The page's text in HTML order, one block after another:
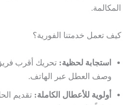
المكالمة.
كيف تعمل خدمتنا الفورية؟
استجابة لحظية: تحريك أقرب
وصف العطل عبر الهاتف.
أولوية للأعطال الكاملة: تقديم